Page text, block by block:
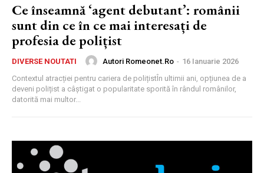
Ce înseamnă ‘agent debutant’: românii
sunt din ce în ce mai interesați de
profesia de polițist
DIVERSE NOUTATI Autori Romeonet.ro - 16 Ianuarie 2026
Contextul atracției pentru cariera de polițistÎn ultimii ani, opțiunea de a
deveni polițist a câștigat o popularitate sporită în rândul românilor,
datorită mai multor...